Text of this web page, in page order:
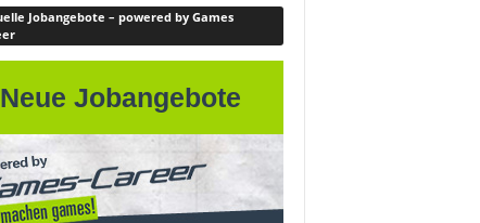
Jobangebote – powered by Games